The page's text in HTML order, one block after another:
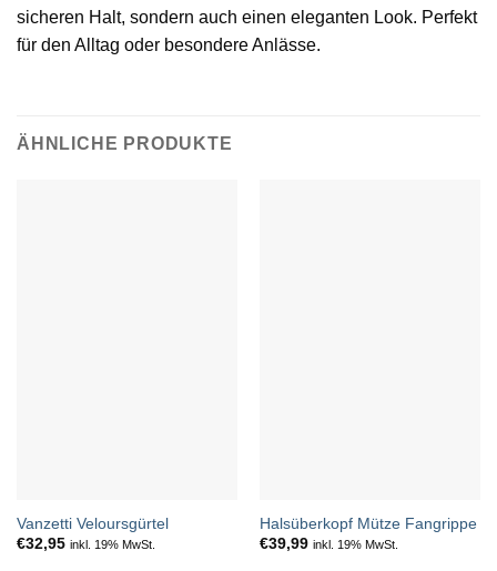
sicheren Halt, sondern auch einen eleganten Look. Perfekt
für den Alltag oder besondere Anlässe.
ÄHNLICHE PRODUKTE
Vanzetti Veloursgürtel
€32,95 inkl. 19% MwSt.
Halsüberkopf Mütze Fangrippe
€39,99 inkl. 19% MwSt.